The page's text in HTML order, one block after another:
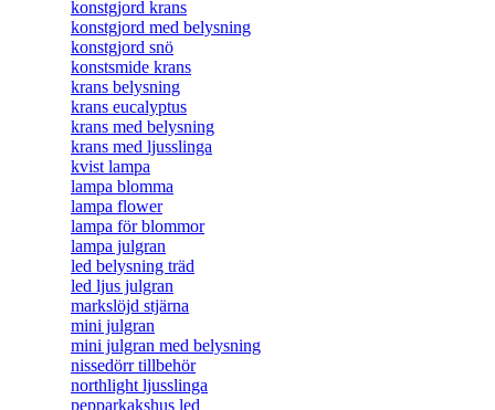
konstgjord krans
konstgjord med belysning
konstgjord snö
konstsmide krans
krans belysning
krans eucalyptus
krans med belysning
krans med ljusslinga
kvist lampa
lampa blomma
lampa flower
lampa för blommor
lampa julgran
led belysning träd
led ljus julgran
markslöjd stjärna
mini julgran
mini julgran med belysning
nissedörr tillbehör
northlight ljusslinga
pepparkakshus led